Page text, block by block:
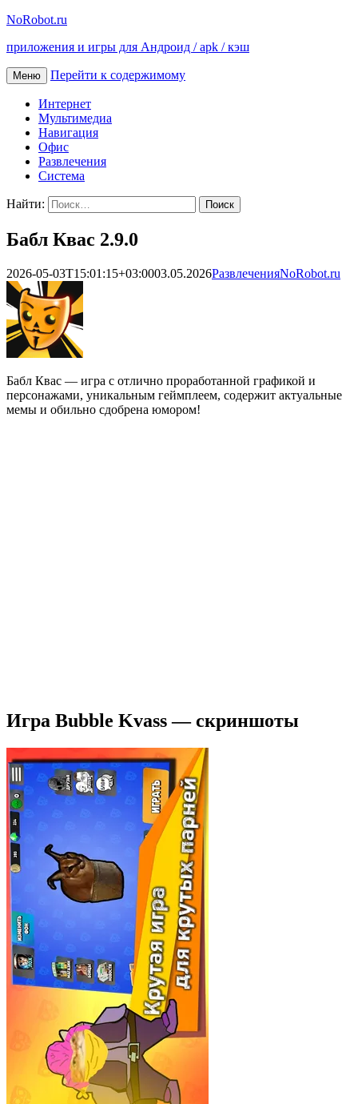
NoRobot.ru
приложения и игры для Андроид / apk / кэш
Меню Перейти к содержимому
Интернет
Мультимедиа
Навигация
Офис
Развлечения
Система
Найти:
Бабл Квас 2.9.0
2026-05-03T15:01:15+03:0003.05.2026РазвлеченияNoRobot.ru
Бабл Квас — игра с отлично проработанной графикой и
персонажами, уникальным геймплеем, содержит актуальные
мемы и обильно сдобрена юмором!
Игра Bubble Kvass — скриншоты